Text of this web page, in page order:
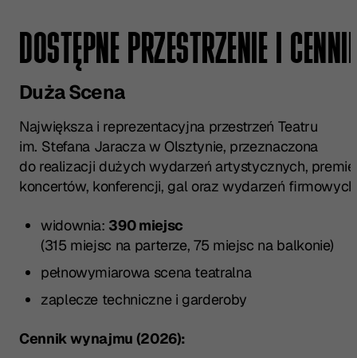
DOSTĘPNE PRZESTRZENIE I
Duża Scena
Największa i reprezentacyjna przestrzeń Teatru
im. Stefana Jaracza w Olsztynie, przeznaczona
do realizacji dużych wydarzeń artystycznych,
koncertów, konferencji, gal oraz wydarzeń
widownia: 390 miejsc
(315 miejsc na parterze, 75 miejsc na balkonie)
pełnowymiarowa scena teatralna
zaplecze techniczne i garderoby
Cennik wynajmu (2026):